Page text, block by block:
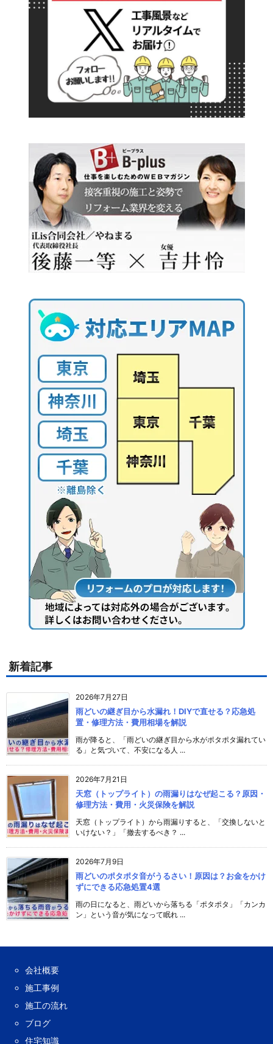
新着記事
2026年7月27日
雨どいの継ぎ目から水漏れ！DIYで直せる？応急処
置・修理方法・費用相場を解説
雨が降ると、「雨どいの継ぎ目から水がポタポタ漏れてい
る」と気づいて、不安になる人 ...
2026年7月21日
天窓（トップライト）の雨漏りはなぜ起こる？原因・
修理方法・費用・火災保険を解説
天窓（トップライト）から雨漏りすると、「交換しないと
いけない？」「撤去するべき？ ...
2026年7月9日
雨どいのポタポタ音がうるさい！原因は？お金をかけ
ずにできる応急処置4選
雨の日になると、雨どいから落ちる「ポタポタ」「カンカ
ン」という音が気になって眠れ ...
会社概要
施工事例
施工の流れ
ブログ
住宅知識